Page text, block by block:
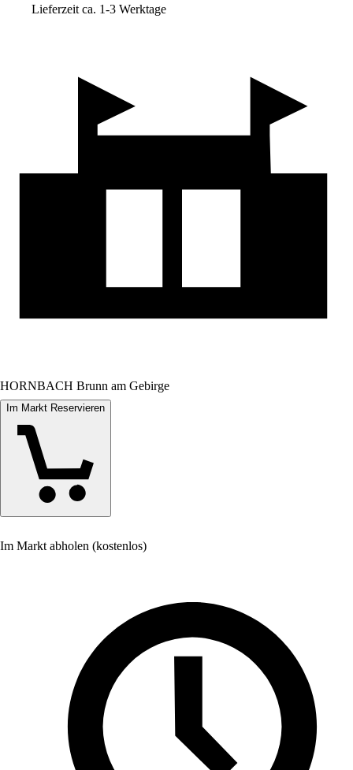
Lieferzeit ca. 1-3 Werktage
HORNBACH Brunn am Gebirge
Im Markt Reservieren
Im Markt abholen (kostenlos)